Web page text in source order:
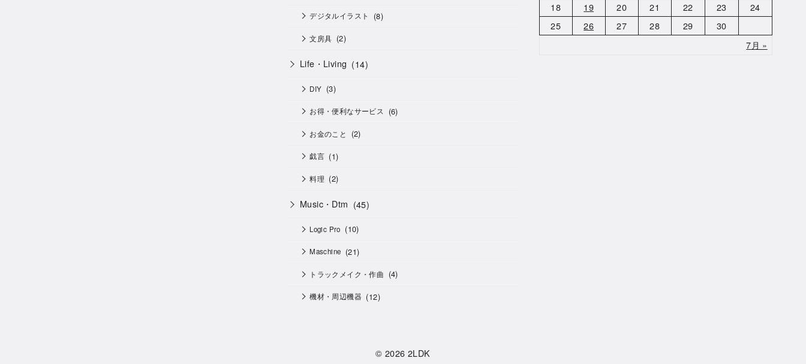
デジタルイラスト (8)
文房具 (2)
Life・Living (14)
DIY (3)
お得・便利なサービス (6)
お金のこと (2)
戯言 (1)
料理 (2)
Music・Dtm (45)
Logic Pro (10)
Maschine (21)
トラックメイク・作曲 (4)
機材・周辺機器 (12)
18
19 20 21 22 23
24
25
26 27 28 29
30
7月 »
© 20262LDK